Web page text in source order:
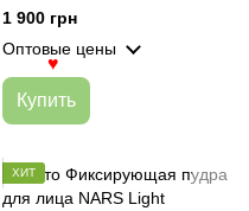
Light 10,5 г
1 900 грн
Оптовые цены
Купить
ХИТ
♥